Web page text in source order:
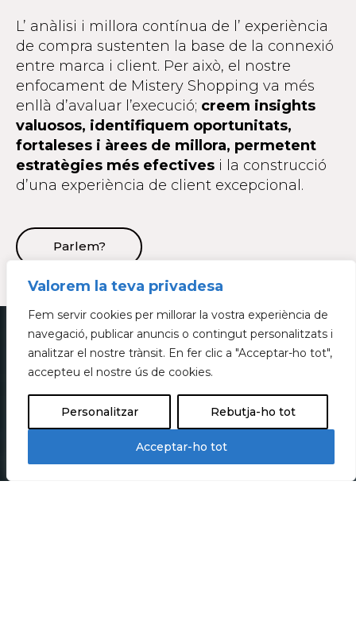
Valorem la teva privadesa
Fem servir cookies per millorar la vostra experiència de
navegació, publicar anuncis o contingut personalitzats i
analitzar el nostre trànsit. En fer clic a "Acceptar-ho tot",
accepteu el nostre ús de cookies.
Personalitzar Rebutja-ho tot
Acceptar-ho tot
L’ anàlisi i millora contínua de l’ experiència
de compra sustenten la base de la connexió
entre marca i client. Per això, el nostre
enfocament de Mistery Shopping va més
enllà d’avaluar l’execució; creem insights
valuosos, identifiquem oportunitats,
fortaleses i àrees de millora, permetent
estratègies més efectives i la construcció
d’una experiència de client excepcional.
Parlem?